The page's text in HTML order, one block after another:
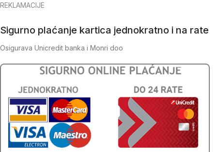
REKLAMACIJE
Sigurno plaćanje kartica jednokratno i na rate
Osigurava Unicredit banka i Monri doo